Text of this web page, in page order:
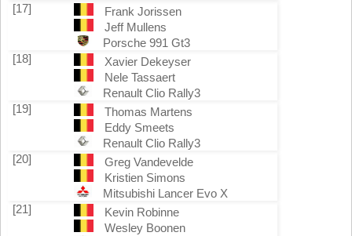
[17]
Frank Jorissen
Jeff Mullens
Porsche 991 Gt3
[18]
Xavier Dekeyser
Nele Tassaert
Renault Clio Rally3
[19]
Thomas Martens
Eddy Smeets
Renault Clio Rally3
[20]
Greg Vandevelde
Kristien Simons
Mitsubishi Lancer Evo X
[21]
Kevin Robinne
Wesley Boonen